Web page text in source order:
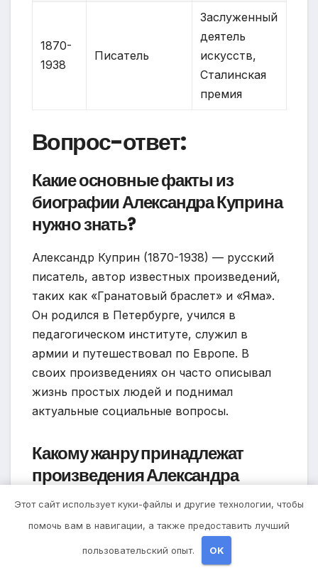
1870-
1938
Писатель
Заслуженный
деятель
искусств,
Сталинская
премия
Вопрос-ответ:
Какие основные факты из
биографии Александра Куприна
нужно знать?
Александр Куприн (1870-1938) — русский
писатель, автор известных произведений,
таких как «Гранатовый браслет» и «Яма».
Он родился в Петербурге, учился в
педагогическом институте, служил в
армии и путешествовал по Европе. В
своих произведениях он часто описывал
жизнь простых людей и поднимал
актуальные социальные вопросы.
Какому жанру принадлежат
произведения Александра
Куприна?
Произведения Александра Куприна
относятся к разным жанрам — рассказам,
Этот сайт использует куки-файлы и другие технологии, чтобы
помочь вам в навигации, а также предоставить лучший
пользовательский опыт. OK